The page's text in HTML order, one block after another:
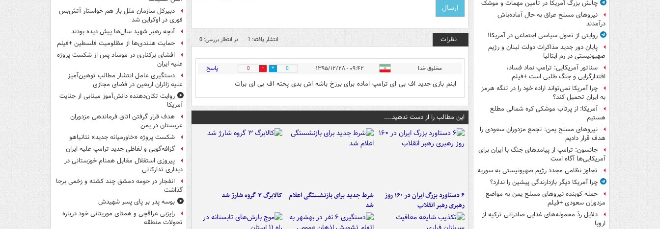
چالش بزرگ آمریکا در تأمین مهمات و موشک
نیروهای مسلح عراق به حال آماده‌باش
درآمدند
روایتی از تحول سیاسی اجتماعی در آمریکا!
پایان دور جدید مذاکرات دولت لبنان و رژیم
صهیونیستی در رم ایتالیا
سناتور آمریکایی: ترامپ نماد فساد،
اقتدارگرایی و جنگ طلبی است +فیلم
چرا آمریکا نمی‌تواند اراده خود را در تنگه هرمز
به ایران تحمیل کند؟
آمریکا: از پرتاب موشکی کره شمالی مطلع
هستیم
نیروهای مسلح یمن: تجمع مزدوران سعودی را
هدف قرار دادیم
جانسون: ترامپ از پیامدهای جنگ با ایران برای
آمریکایی‌ها آگاه است
تجاوز نظامی مجدد رژیم صهیونیستی به سوریه
چرا آمریکا دیگر بازدارندگی پیشین را ندارد؟
حمله کوبنده نیروهای مسلح یمن به مواضع
مزدوران سعودی +فیلم
دلایل ردّ محموله‌های غذایی صادراتی ترکیه از
اروپا
نظرات انتشار یافته: 1 در انتظار بررسی: 0
مخلوق خدا ۰۹:۴۲ - ۱۳۹۵/۱۲/۲۸ 0
0 پاسخ
اینم بازی جدید اف بی ای ترامپ اماده برای برزخ باشه اش بدی پخته اف بی ای برات
این مطالب را از دست ندهید....
۶ دستاورد بزرگ ایران در ۱۶۰ روز
رهبری رهبر انقلاب
شرط جدید برای بازنشستگی اعلام
شد
کالابرگ ۳ گروه شارژ شد
دبیرکل سازمان ملل باز هم خواستار آتش‌بس
فوری در اوکراین شد
آنچه رهبر شهید سال‌ها پیش دیده بودند
حمایت هلندی‌ها از مظلومیت فلسطین +فیلم
افشای برکناری در موساد پس از شکست پروژه
علیه ایران
دستگیری عامل انتشار مطالب توهین‌آمیز
علیه زائران اربعین در فضای مجازی
روایت تکان‌دهنده دانش‌آموز مینابی از جنایت
آمریکا
هدف قرار گرفتن اتاق‌ فرماندهی مزدوران
عربستان در یمن
شکست پروژه «خاورمیانه جدید» نتانیاهو
گزافه‌گویی و لفاظی جدید ترامپ علیه ایران
پیروزی استقلال مقابل همنام خوزستانی در
دیداری تدارکاتی
انفجار در حومه دمشق چند کشته و زخمی برجا
گذاشت
بوسه‌ پدر بر پای پسر شهیدش
رایزنی عراقچی و همتای موریتانی خود درباره
تحولات منطقه